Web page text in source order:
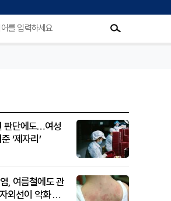
판단에도…여성
‘제자리’
, 여름철에도 관
외선이 악화 요